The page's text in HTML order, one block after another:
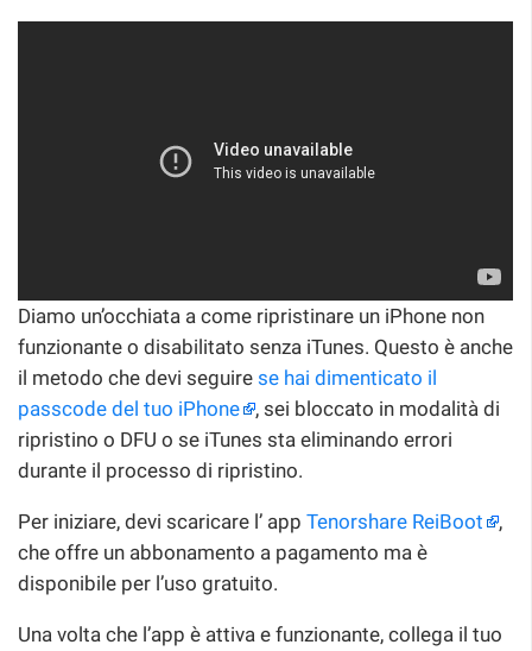
Diamo un’occhiata a come ripristinare un iPhone non
funzionante o disabilitato senza iTunes. Questo è anche
il metodo che devi seguire se hai dimenticato il
passcode del tuo iPhone
, sei bloccato in modalità di
ripristino o DFU o se iTunes sta eliminando errori
durante il processo di ripristino.
Per iniziare, devi scaricare l’ app Tenorshare ReiBoot
,
che offre un abbonamento a pagamento ma è
disponibile per l’uso gratuito.
Una volta che l’app è attiva e funzionante, collega il tuo